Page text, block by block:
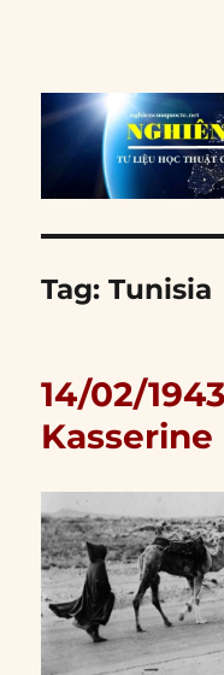
Tag:Tunisia
14/02/
Kasserine